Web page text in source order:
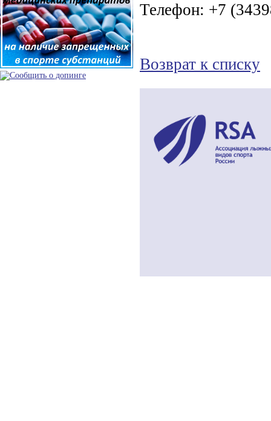
Телефон: +7
Возврат к списку